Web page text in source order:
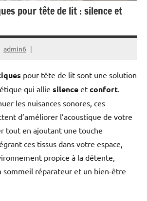
pour tête de lit : silence et
admin6
pour tête de lit sont une solution
qui allie silence et confort
les nuisances sonores, ces
d’améliorer l’acoustique de votre
tout en ajoutant une touche
ces tissus dans votre espace,
propice à la détente,
sommeil réparateur et un bien-être